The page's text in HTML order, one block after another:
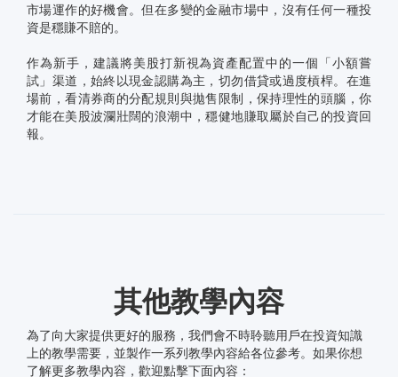
市場運作的好機會。但在多變的金融市場中，沒有任何一種投
資是穩賺不賠的。
作為新手，建議將美股打新視為資產配置中的一個「小額嘗
試」渠道，始終以現金認購為主，切勿借貸或過度槓桿。在進
場前，看清券商的分配規則與拋售限制，保持理性的頭腦，你
才能在美股波瀾壯闊的浪潮中，穩健地賺取屬於自己的投資回
報。
其他教學內容
為了向大家提供更好的服務，我們會不時聆聽用戶在投資知識
上的教學需要，並製作一系列教學內容給各位參考。如果你想
了解更多教學內容，歡迎點擊下面內容：